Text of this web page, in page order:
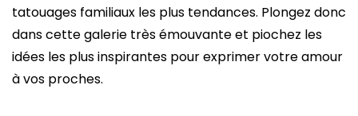
tatouages familiaux les plus tendances. Plongez donc
dans cette galerie très émouvante et piochez les
idées les plus inspirantes pour exprimer votre amour
à vos proches.